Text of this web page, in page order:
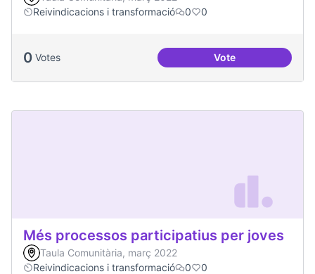
Reivindicacions i transformació
0 0
0 Votes VoteEmergència
Més processos participatius per joves
Taula Comunitària, març 2022
Reivindicacions i transformació
0 0